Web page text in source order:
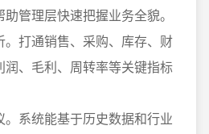
管理层快速把握业务全貌。
。打通销售、采购、库存、财
润、毛利、周转率等关键指标
系统能基于历史数据和行业